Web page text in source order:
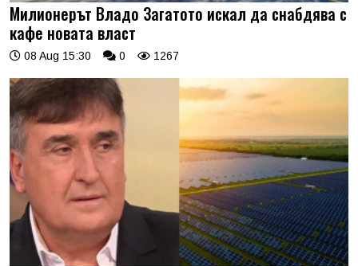
Милионерът Владо Загатото искал да снабдява с
кафе новата власт
08 Aug 15:30 0 1267